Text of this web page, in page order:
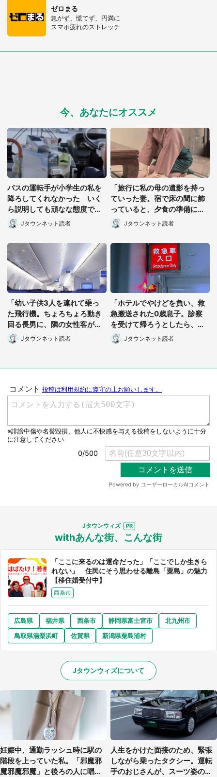
都道府選択
選択する
ゼロまる
急がず、慌てず、円満に
スマホ疲れのストレッチ
今、あなたにオススメ
バスの運転手が小学生の私を
降ろしてくれなかった いく
ら説明しても頑なな態度で止
められ（北海道・50代女性）
Jタウンネット読者
「旅行に私の母の遺影を持っ
ていった妻。宿で床の間に飾
っていると、夕食の準備に来
た若い仲居が...」（東京都・6
0代男性）
Jタウンネット読者
「幼い子供3人を連れて乗っ
た飛行機。ちょろちょろ動き
回る長男に、隣の女性客がゲ
ンコツをくらわせて」（北海
道・50代女性）
Jタウンネット読者
「ホテルでやけどを負い、救
急搬送された0歳息子。診察
を受けて帰ろうとしたら、他
の患者の家族たちが...」（神
奈川県・40代女性）
Jタウンネット読者
Jタウンウィズ
withあんな街、こんな街
「ここに来るのは運命だった」「ここでしか生きら
れない」 住民にそう思わせる離島「粟島」の魅力
【移住婚受付中】
西条市
広島県 福井県 西条市 静岡県富士宮市
北九州市
鳥取県湯梨浜町
佐賀県 新潟県粟島浦村
Jタウンウィズについて
妊娠中、通勤ラッシュ時に駅の
階段を上っていた私。「邪魔邪
魔邪魔邪魔」と後ろの人に唱え
人生をかけた面接のため、緊張
しながら乗ったタクシー。運転
手のおじさんが、スーツ姿の私